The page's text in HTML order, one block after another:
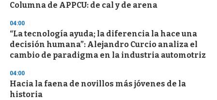
Columna de APPCU: de cal y de arena
04:00
“La tecnología ayuda; la diferencia la hace una
decisión humana”: Alejandro Curcio analiza el
cambio de paradigma en la industria automotriz
04:00
Hacia la faena de novillos más jóvenes de la
historia